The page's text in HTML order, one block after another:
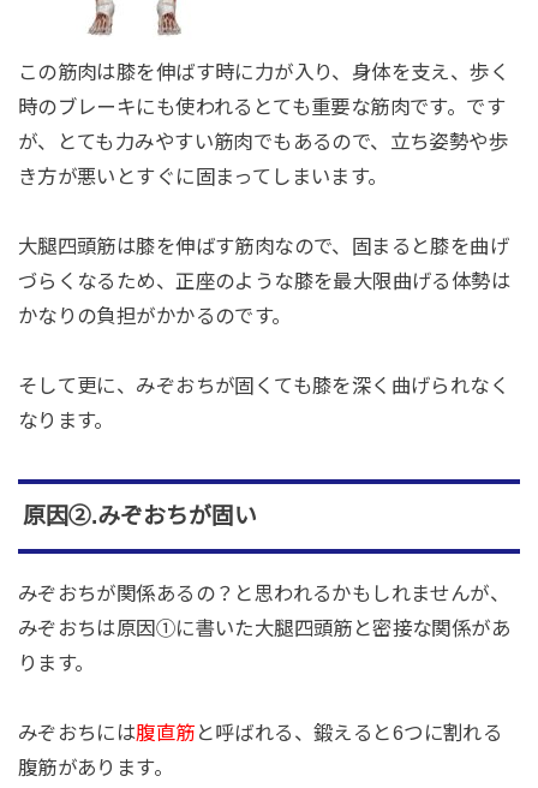
この筋肉は膝を伸ばす時に力が入り、身体を支え、歩く
時のブレーキにも使われるとても重要な筋肉です。です
が、とても力みやすい筋肉でもあるので、立ち姿勢や歩
き方が悪いとすぐに固まってしまいます。
大腿四頭筋は膝を伸ばす筋肉なので、固まると膝を曲げ
づらくなるため、正座のような膝を最大限曲げる体勢は
かなりの負担がかかるのです。
そして更に、みぞおちが固くても膝を深く曲げられなく
なります。
原因②.みぞおちが固い
みぞおちが関係あるの？と思われるかもしれませんが、
みぞおちは原因①に書いた大腿四頭筋と密接な関係があ
ります。
みぞおちには腹直筋 と呼ばれる、鍛えると6つに割れる
腹筋があります。